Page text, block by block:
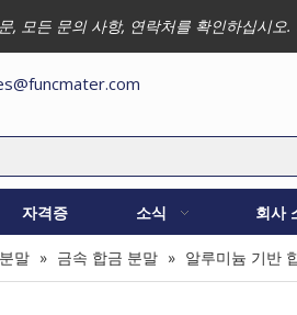
모든 문의 사항, 연락처를 확인하십시
자격증 소식 회사
말 » 금속 합금 분말 » 알루미늄 기반